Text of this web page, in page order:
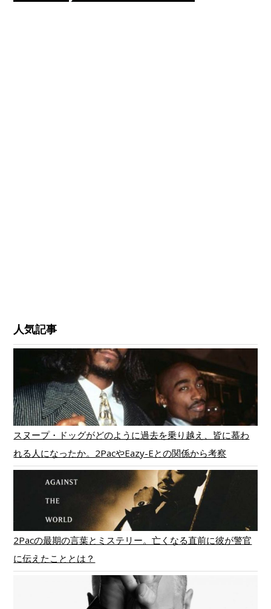
人気記事
スヌープ・ドッグがどのように過去を乗り越え、皆に慕わ
れる人になったか。2PacやEazy-Eとの関係から考察
2Pacの最期の言葉とミステリー。亡くなる直前に彼が警官
に伝えたこととは？